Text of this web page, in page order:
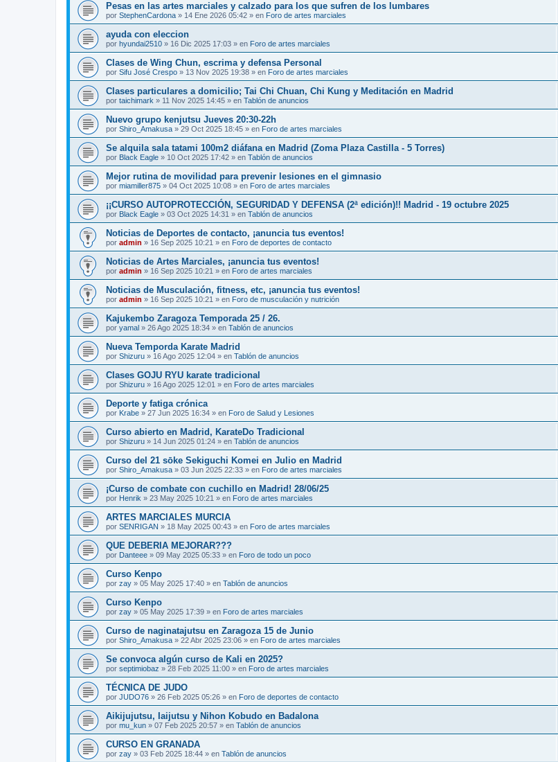
Pesas en las artes marciales y calzado para los que sufren de los lumbares
por StephenCardona » 14 Ene 2026 05:42 » en Foro de artes marciales
ayuda con eleccion
por hyundai2510 » 16 Dic 2025 17:03 » en Foro de artes marciales
Clases de Wing Chun, escrima y defensa Personal
por Sifu José Crespo » 13 Nov 2025 19:38 » en Foro de artes marciales
Clases particulares a domicilio; Tai Chi Chuan, Chi Kung y Meditación en Madrid
por taichimark » 11 Nov 2025 14:45 » en Tablón de anuncios
Nuevo grupo kenjutsu Jueves 20:30-22h
por Shiro_Amakusa » 29 Oct 2025 18:45 » en Foro de artes marciales
Se alquila sala tatami 100m2 diáfana en Madrid (Zoma Plaza Castilla - 5 Torres)
por Black Eagle » 10 Oct 2025 17:42 » en Tablón de anuncios
Mejor rutina de movilidad para prevenir lesiones en el gimnasio
por miamiller875 » 04 Oct 2025 10:08 » en Foro de artes marciales
¡¡CURSO AUTOPROTECCIÓN, SEGURIDAD Y DEFENSA (2ª edición)!! Madrid - 19 octubre 2025
por Black Eagle » 03 Oct 2025 14:31 » en Tablón de anuncios
Noticias de Deportes de contacto, ¡anuncia tus eventos!
por admin » 16 Sep 2025 10:21 » en Foro de deportes de contacto
Noticias de Artes Marciales, ¡anuncia tus eventos!
por admin » 16 Sep 2025 10:21 » en Foro de artes marciales
Noticias de Musculación, fitness, etc, ¡anuncia tus eventos!
por admin » 16 Sep 2025 10:21 » en Foro de musculación y nutrición
Kajukembo Zaragoza Temporada 25 / 26.
por yamal » 26 Ago 2025 18:34 » en Tablón de anuncios
Nueva Temporda Karate Madrid
por Shizuru » 16 Ago 2025 12:04 » en Tablón de anuncios
Clases GOJU RYU karate tradicional
por Shizuru » 16 Ago 2025 12:01 » en Foro de artes marciales
Deporte y fatiga crónica
por Krabe » 27 Jun 2025 16:34 » en Foro de Salud y Lesiones
Curso abierto en Madrid, KarateDo Tradicional
por Shizuru » 14 Jun 2025 01:24 » en Tablón de anuncios
Curso del 21 sōke Sekiguchi Komei en Julio en Madrid
por Shiro_Amakusa » 03 Jun 2025 22:33 » en Foro de artes marciales
¡Curso de combate con cuchillo en Madrid! 28/06/25
por Henrik » 23 May 2025 10:21 » en Foro de artes marciales
ARTES MARCIALES MURCIA
por SENRIGAN » 18 May 2025 00:43 » en Foro de artes marciales
QUE DEBERIA MEJORAR???
por Danteee » 09 May 2025 05:33 » en Foro de todo un poco
Curso Kenpo
por zay » 05 May 2025 17:40 » en Tablón de anuncios
Curso Kenpo
por zay » 05 May 2025 17:39 » en Foro de artes marciales
Curso de naginatajutsu en Zaragoza 15 de Junio
por Shiro_Amakusa » 22 Abr 2025 23:06 » en Foro de artes marciales
Se convoca algún curso de Kali en 2025?
por septimiobaz » 28 Feb 2025 11:00 » en Foro de artes marciales
TÉCNICA DE JUDO
por JUDO76 » 26 Feb 2025 05:26 » en Foro de deportes de contacto
Aikijujutsu, Iaijutsu y Nihon Kobudo en Badalona
por mu_kun » 07 Feb 2025 20:57 » en Tablón de anuncios
CURSO EN GRANADA
por zay » 03 Feb 2025 18:44 » en Tablón de anuncios